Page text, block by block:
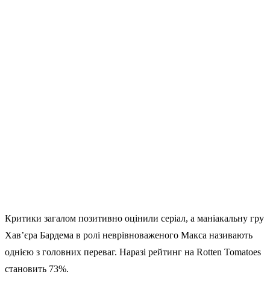
Критики загалом позитивно оцінили серіал, а маніакальну гру
Хав’єра Бардема в ролі неврівноваженого Макса називають
однією з головних переваг. Наразі рейтинг на Rotten Tomatoes
становить 73%.